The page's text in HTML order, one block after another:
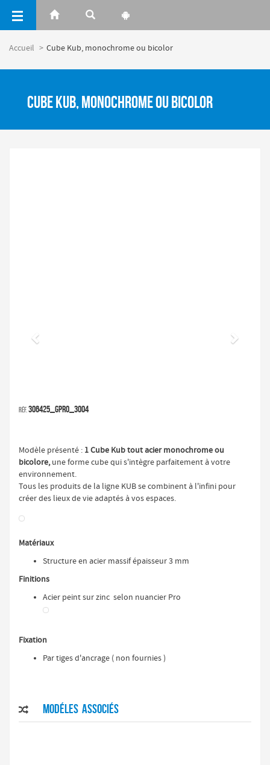
Accueil Cube Kub, monochrome ou bicolor
Cube Kub, monochrome ou bicolor
Réf. 306425_GPRO_3004
Modèle présenté : 1Cube Kub tout acier monochrome ou
bicolore,une forme cube qui s'intègre parfaitement à votre
environnement.
Tous les produits de la ligne KUB se combinent à l'infini pour
créer des lieux de vie adaptés à vos espaces.
Matériaux
Structure en acier massif épaisseur 3 mm
Finitions
Acier peint sur zinc selon nuancier Pro
Fixation
Par tiges d'ancrage ( non fournies )
 Modéles associés